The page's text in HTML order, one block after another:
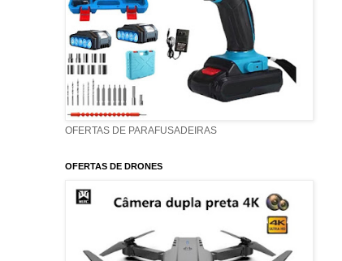
OFERTAS DE PARAFUSADEIRAS
OFERTAS DE DRONES